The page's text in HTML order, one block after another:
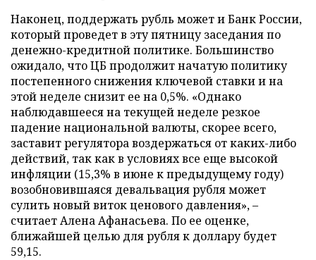
Наконец, поддержать рубль может и Банк России,
который проведет в эту пятницу заседания по
денежно-кредитной политике. Большинство
ожидало, что ЦБ продолжит начатую политику
постепенного снижения ключевой ставки и на
этой неделе снизит ее на 0,5%. «Однако
наблюдавшееся на текущей неделе резкое
падение национальной валюты, скорее всего,
заставит регулятора воздержаться от каких-либо
действий, так как в условиях все еще высокой
инфляции (15,3% в июне к предыдущему году)
возобновившаяся девальвация рубля может
сулить новый виток ценового давления», –
считает Алена Афанасьева. По ее оценке,
ближайшей целью для рубля к доллару будет
59,15.